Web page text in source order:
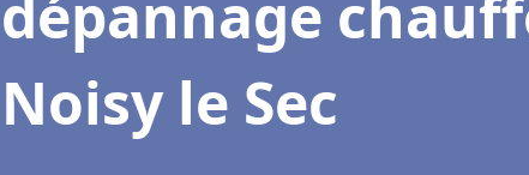
dépannage
Noisy le Sec